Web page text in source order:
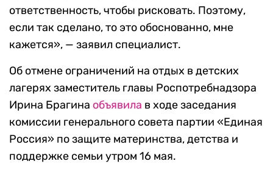
ответственность, чтобы рисковать. Поэтому,
если так сделано, то это обоснованно, мне
кажется», — заявил специалист.
Об отмене ограничений на отдых в детских
лагерях заместитель главы Роспотребнадзора
Ирина Брагина объявила в ходе заседания
комиссии генерального совета партии «Единая
Россия» по защите материнства, детства и
поддержке семьи утром 16 мая.